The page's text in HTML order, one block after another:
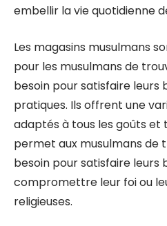
embellir la vie quotidienne
Les magasins musulmans
pour les musulmans de
besoin pour satisfaire leurs
pratiques. Ils offrent une
adaptés à tous les goûts et
permet aux musulmans de
besoin pour satisfaire leurs
compromettre leur foi ou
religieuses.